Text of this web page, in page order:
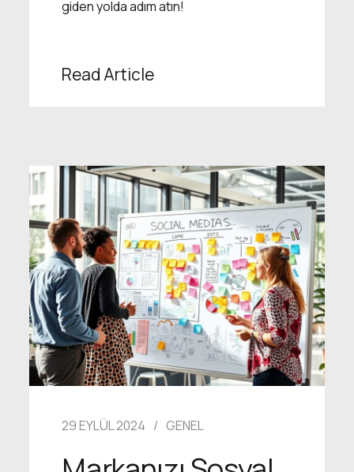
giden yolda adım atın!
Read Article
29 EYLÜL 2024 GENEL